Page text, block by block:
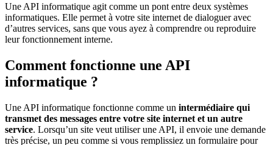
Une API informatique agit comme un pont entre deux systèmes
informatiques. Elle permet à votre site internet de dialoguer avec
d’autres services, sans que vous ayez à comprendre ou reproduire
leur fonctionnement interne.
Comment fonctionne une API
informatique ?
Une API informatique fonctionne comme un intermédiaire qui
transmet des messages entre votre site internet et un autre
service. Lorsqu’un site veut utiliser une API, il envoie une demande
très précise, un peu comme si vous remplissiez un formulaire pour